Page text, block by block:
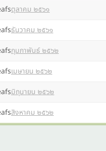
ตุลาคม ๒๕๖๑
ธันวาคม ๒๕๖๑
กุมภาพันธ์ ๒๕๖๒
เมษายน ๒๕๖๒
มิถุนายน ๒๕๖๒
สิงหาคม ๒๕๖๒